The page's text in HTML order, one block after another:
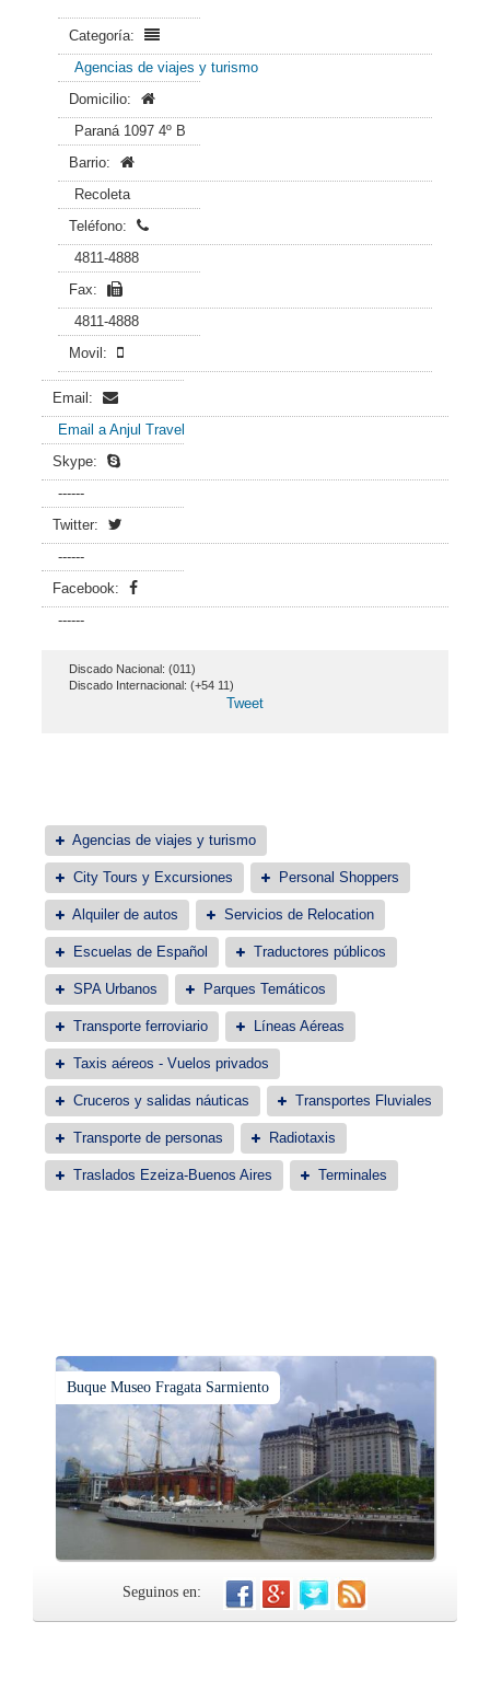
Categoría:
Agencias de viajes y turismo
Domicilio:
Paraná 1097 4º B
Barrio:
Recoleta
Teléfono:
4811-4888
Fax:
4811-4888
Movil:
Email:
Email a Anjul Travel
Skype:
------
Twitter:
------
Facebook:
------
Discado Nacional: (011)
Discado Internacional: (+54 11)
Tweet
Agencias de viajes y turismo
City Tours y Excursiones Personal Shoppers
Alquiler de autos Servicios de Relocation
Escuelas de Español Traductores públicos
SPA Urbanos Parques Temáticos
Transporte ferroviario Líneas Aéreas
Taxis aéreos - Vuelos privados
Cruceros y salidas náuticas Transportes Fluviales
Transporte de personas Radiotaxis
Traslados Ezeiza-Buenos Aires Terminales
Buque Museo Fragata Sarmiento
Seguinos en: